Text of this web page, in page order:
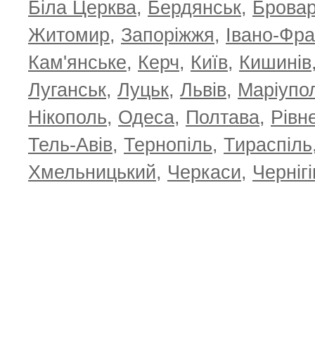
Біла Церква, Бердянськ,
Житомир, Запоріжжя, Івано-
Кам'янське, Керч, Київ, Кишинів
Луганськ, Луцьк, Львів,
Нікополь, Одеса, Полтава,
Тель-Авів, Тернопіль, Тираспіль
Хмельницький, Черкаси,